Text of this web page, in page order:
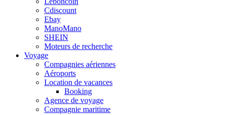
Cdiscount
Ebay
ManoMano
SHEIN
Moteurs de recherche
Voyage
Compagnies aériennes
Aéroports
Location de vacances
Booking
Agence de voyage
Compagnie maritime